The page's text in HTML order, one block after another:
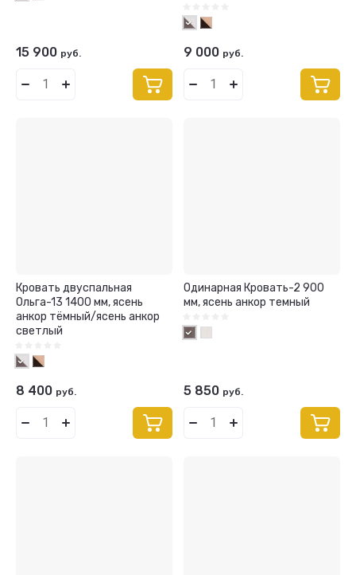
15 900 руб. 9 000 руб.
Кровать двуспальная
Ольга-13 1400 мм, ясень
анкор тёмный/ясень анкор
светлый
8 400 руб.
Одинарная Кровать-2 900
мм, ясень анкор темный
5 850 руб.